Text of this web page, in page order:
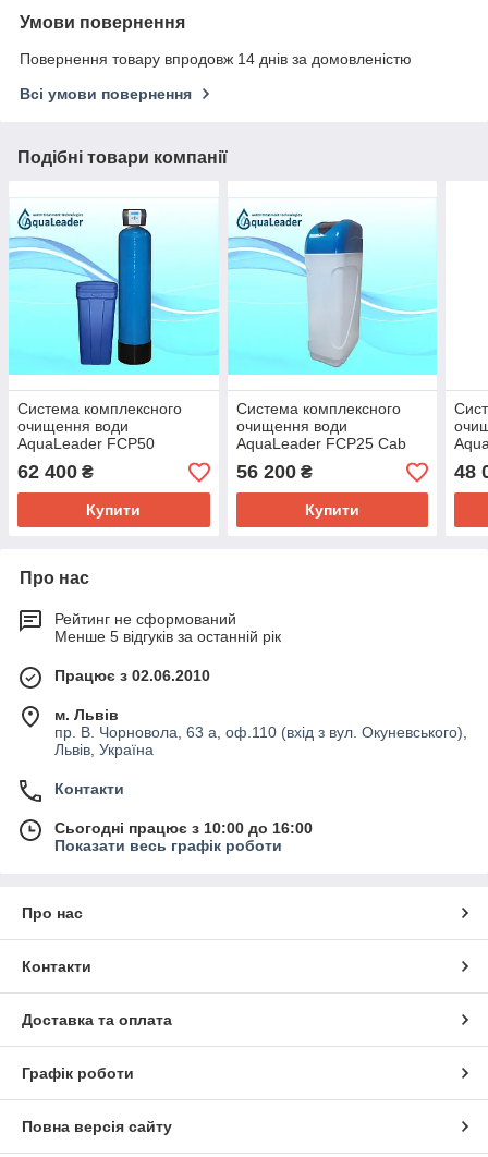
Умови повернення
Повернення товару впродовж 14 днів за домовленістю
Всі умови повернення
Подібні товари компанії
Система комплексного
очищення води
AquaLeader FCP50
Premium
62 400 ₴
Купити
Система комплексного
очищення води
AquaLeader FCP25 Cab
56 200₴
Купити
48
Про нас
Рейтинг не сформований
Менше 5 відгуків за останній рік
Працює з 02.06.2010
м. Львів
пр. В. Чорновола, 63 а, оф.110 (вхід з вул. Окуневського),
Львів, Україна
Контакти
Сьогодні працює з 10:00 до 16:00
Показати весь графік роботи
Про нас
Контакти
Доставка та оплата
Графік роботи
Повна версія сайту